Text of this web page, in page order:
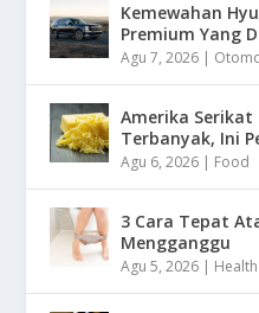
Kemewahan
Premium Yang
Agu 7, 2026 |
Amerika Serikat
Terbanyak, Ini
Agu 6, 2026 | Food
3 Cara Tepat
Mengganggu
Agu 5, 2026 | Health